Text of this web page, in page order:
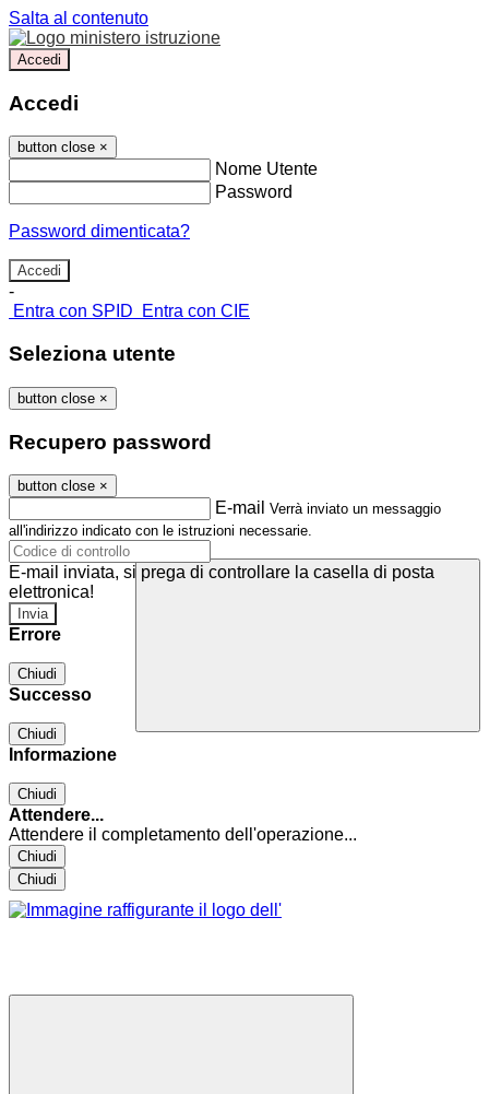
Salta al contenuto
Accedi
Accedi
button close ×
Nome Utente
Password
Password dimenticata?
-
Entra con SPID
Entra con CIE
Seleziona utente
button close ×
Recupero password
button close ×
E-mail Verrà inviato un messaggio
all'indirizzo indicato con le istruzioni necessarie.
E-mail inviata, si prega di controllare la casella di posta
elettronica!
Errore
Chiudi
Successo
Chiudi
Informazione
Chiudi
Attendere...
Attendere il completamento dell'operazione...
Chiudi
Chiudi